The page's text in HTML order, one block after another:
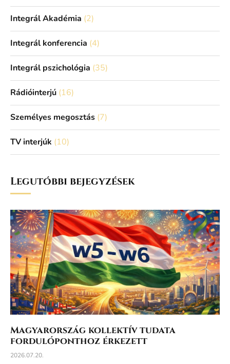
Integrál Akadémia (2)
Integrál konferencia (4)
Integrál pszichológia (35)
Rádióinterjú (16)
Személyes megosztás (7)
TV interjúk (10)
Legutóbbi bejegyzések
Magyarország kollektív tudata
fordulóponthoz érkezett
2026.07.20.